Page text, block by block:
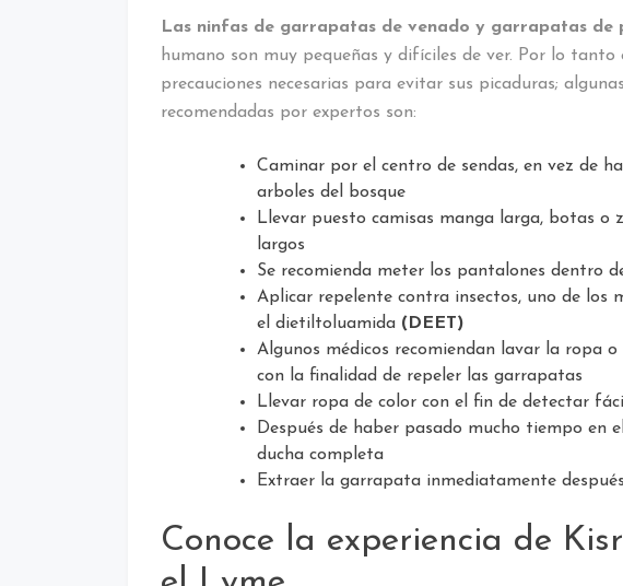
Las ninfas de garrapatas de venado y garrapatas de
humano son muy pequeñas y difíciles de ver. Por lo
precauciones necesarias para evitar sus picaduras;
recomendadas por expertos son:
Caminar por el centro de sendas, en vez de
arboles del bosque
Llevar puesto camisas manga larga, botas o
largos
Se recomienda meter los pantalones dentro
Aplicar repelente contra insectos, uno de los
el dietiltoluamida (DEET)
Algunos médicos recomiendan lavar la ropa
con la finalidad de repeler las garrapatas
Llevar ropa de color con el fin de detectar
Después de haber pasado mucho tiempo en
ducha completa
Extraer la garrapata inmediatamente
Conoce la experiencia de